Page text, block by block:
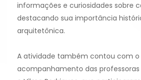
informações e curiosidades sobre
destacando sua importância
arquitetônica.
A atividade também contou com o
acompanhamento das professoras